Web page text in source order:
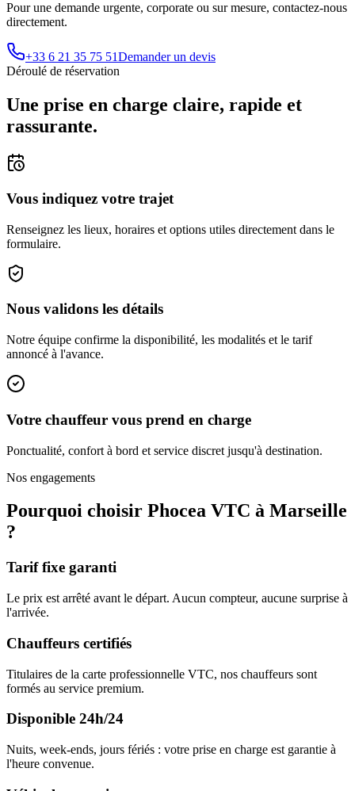
Pour une demande urgente, corporate ou sur mesure, contactez-nous
directement.
+33 6 21 35 75 51Demander un devis
Déroulé de réservation
Une prise en charge claire, rapide et
rassurante.
Vous indiquez votre trajet
Renseignez les lieux, horaires et options utiles directement dans le
formulaire.
Nous validons les détails
Notre équipe confirme la disponibilité, les modalités et le tarif
annoncé à l'avance.
Votre chauffeur vous prend en charge
Ponctualité, confort à bord et service discret jusqu'à destination.
Nos engagements
Pourquoi choisir Phocea VTC à Marseille
?
Tarif fixe garanti
Le prix est arrêté avant le départ. Aucun compteur, aucune surprise à
l'arrivée.
Chauffeurs certifiés
Titulaires de la carte professionnelle VTC, nos chauffeurs sont
formés au service premium.
Disponible 24h/24
Nuits, week-ends, jours fériés : votre prise en charge est garantie à
l'heure convenue.